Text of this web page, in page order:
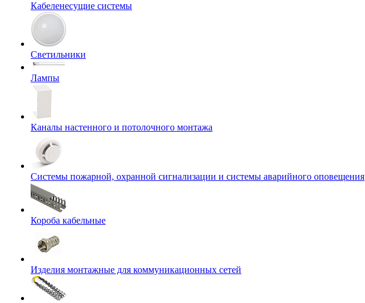
Кабеленесущие системы
Светильники
Лампы
Каналы настенного и потолочного монтажа
Системы пожарной, охранной сигнализации и системы аварийного оповещения
Короба кабельные
Изделия монтажные для коммуникационных сетей